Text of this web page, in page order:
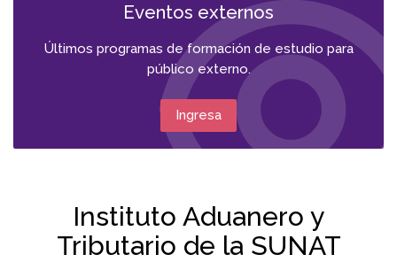
Eventos externos
Últimos programas de formación de estudio para
público externo.
Ingresa
Instituto Aduanero y
Tributario de la SUNAT